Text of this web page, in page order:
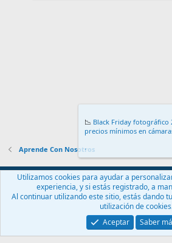
Aprende Con Nosotros
Español (ES)
Contáctanos
Términos y reglas Política
Community platform by XenForo® © 2010-2024
📉 Black Friday fotográfico
precios mínimos en
.
Utilizamos cookies para ayudar a
experiencia, y si estás registrado, a
Al continuar utilizando este sitio, estás dando
utilización de
Aceptar
Saber